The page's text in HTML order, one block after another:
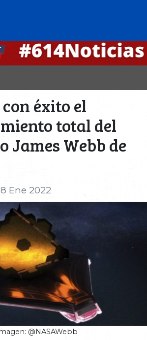
éxito el
total del
James Webb de
Ene 2022
@NASAWebb